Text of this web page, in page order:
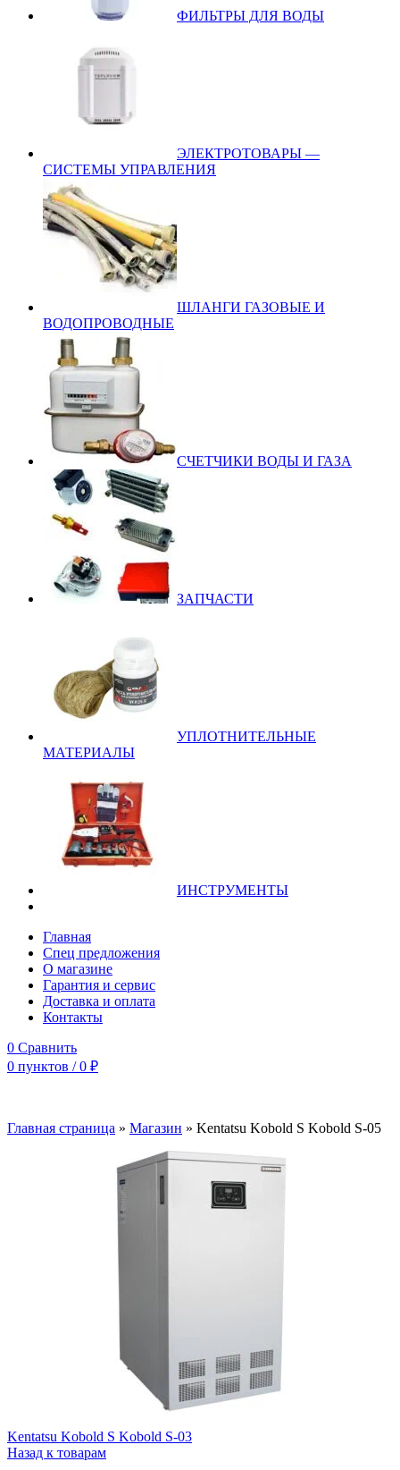
ФИЛЬТРЫ ДЛЯ ВОДЫ
ЭЛЕКТРОТОВАРЫ —
СИСТЕМЫ УПРАВЛЕНИЯ
ШЛАНГИ ГАЗОВЫЕ И
ВОДОПРОВОДНЫЕ
СЧЕТЧИКИ ВОДЫ И ГАЗА
ЗАПЧАСТИ
УПЛОТНИТЕЛЬНЫЕ
МАТЕРИАЛЫ
ИНСТРУМЕНТЫ
Главная
Спец предложения
О магазине
Гарантия и сервис
Доставка и оплата
Контакты
0 Сравнить
0 пунктов / 0 ₽
Главная страница » Магазин » Kentatsu Kobold S Kobold S-05
Kentatsu Kobold S Kobold S-03
Назад к товарам